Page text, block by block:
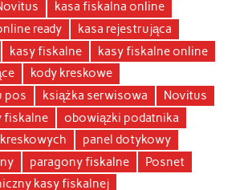
kasa fiskalna online
ready
kasa rejestrująca
kasy fiskalne
kasy fiskalne online
kody kreskowe
pos
książka serwisowa
Novitus
fiskalne
obowiązki podatnika
panel dotykowy
paragony fiskalne
Posnet
kasy fiskalnej